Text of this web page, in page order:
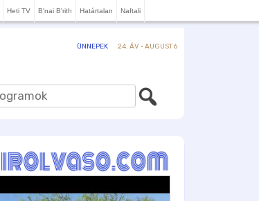
Heti TV B'nai B'rith Határtalan Naftali
ÜNNEPEK 24. ÁV · AUGUST 6